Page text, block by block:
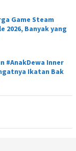
Game Steam
2026, Banyak yang
#AnakDewa Inner
Ikatan Bak